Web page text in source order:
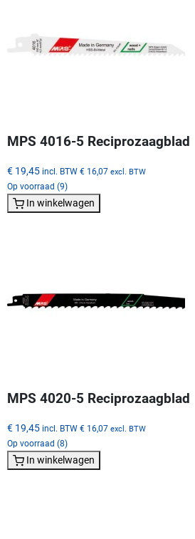
MPS 4016-5 Reciprozaagblad
€ 19,45 incl. BTW € 16,07 excl. BTW
Op voorraad (9)
In winkelwagen
MPS 4020-5 Reciprozaagblad
€ 19,45 incl. BTW € 16,07 excl. BTW
Op voorraad (8)
In winkelwagen